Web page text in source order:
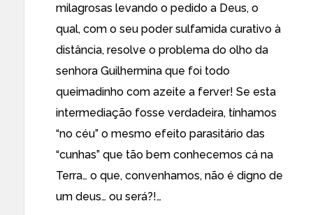
milagrosas levando o pedido a Deus, o
qual, com o seu poder sulfamida curativo à
distância, resolve o problema do olho da
senhora Guilhermina que foi todo
queimadinho com azeite a ferver! Se esta
intermediação fosse verdadeira, tínhamos
“no céu” o mesmo efeito parasitário das
“cunhas” que tão bem conhecemos cá na
Terra… o que, convenhamos, não é digno de
um deus… ou será?!…